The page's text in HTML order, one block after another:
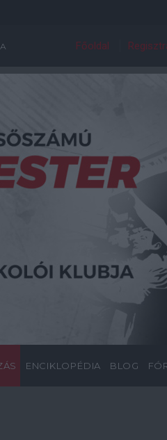
Főoldal
ENCIKLOPÉDIA BLOG